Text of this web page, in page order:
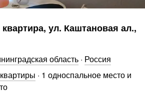
ул. Каштановая ал.,
область · Россия
· 1 односпальное место и